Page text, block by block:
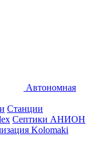
Автономная
Станции
Септики АНИОН
Kolomaki